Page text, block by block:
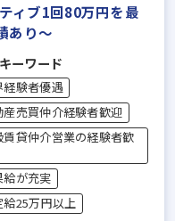
ィブ1回80万円を最
あり～
ーワード
経験者優遇
産売買仲介経験者歓迎
賃貸仲介営業の経験者歓
給が充実
給25万円以上